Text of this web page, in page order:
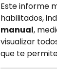
Este informe
habilitados,
manual,
visualizar
que te